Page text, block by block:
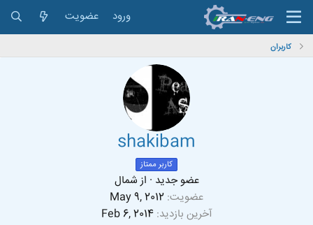
ورود عضویت
کاربران
shakibam
کاربر ممتاز
عضو جدید · ازشمال
عضویت May 9, 2012
آخرین بازدید Feb 6, 2014